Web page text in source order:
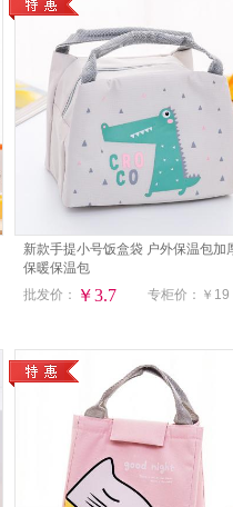
新款手提小号饭盒袋 户外保温包加
保暖保温包
批发价：
￥3.7 专柜价： ￥19